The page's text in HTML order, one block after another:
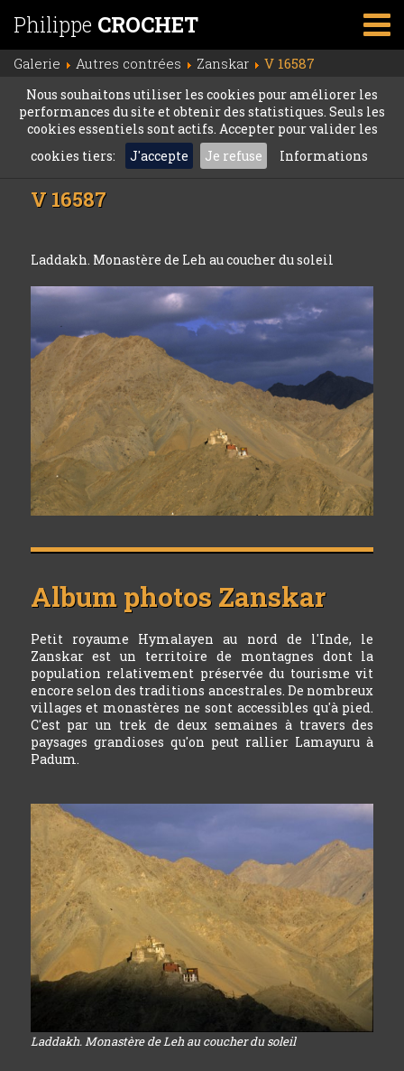
Philippe CROCHET
Galerie Autres contrées Zanskar V 16587
Nous souhaitons utiliser les cookies pour améliorer les
performances du site et obtenir des statistiques. Seuls les
cookies essentiels sont actifs. Accepter pour valider les
cookies tiers:
J'accepte Je refuse Informations
V 16587
Laddakh. Monastère de Leh au coucher du soleil
Album photos Zanskar
Petit royaume Hymalayen au nord de l'Inde, le
Zanskar est un territoire de montagnes dont la
population relativement préservée du tourisme vit
encore selon des traditions ancestrales. De nombreux
villages et monastères ne sont accessibles qu'à pied.
C'est par un trek de deux semaines à travers des
paysages grandioses qu'on peut rallier Lamayuru à
Padum.
Laddakh. Monastère de Leh au coucher du soleil